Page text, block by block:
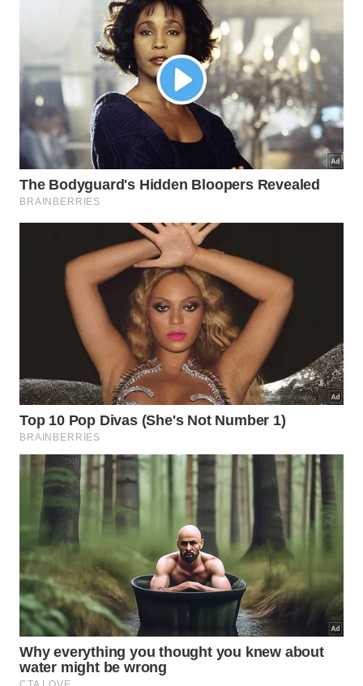
centro de Bonito -Divulgação/Acqua Studio de Viagens
Situada no Parque das Cachoeiras, que fica a menos
de 15 km da cidade, a cachoeira da Carretilha se
destaca pela tirolesa improvisada – que lhe rendeu
esse nome – e leva diretamente ao rio.
O parque ainda reúne outras seis quedas, além de
cavernas e piscinas naturais.
5 praias quase ‘desertas’ para conhecer no litoral
norte de SP